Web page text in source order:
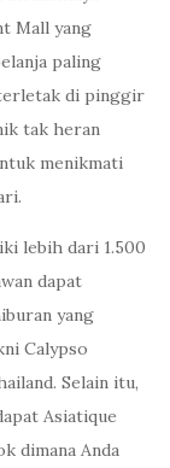
Mall yang
paling
di pinggir
tak heran
menikmati
lebih dari 1.500
dapat
yang
Calypso
Selain itu,
Asiatique
dimana Anda